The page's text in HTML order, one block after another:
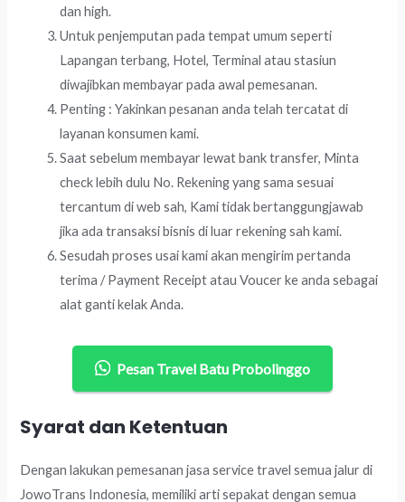
dan high.
Untuk penjemputan pada tempat umum seperti
Lapangan terbang, Hotel, Terminal atau stasiun
diwajibkan membayar pada awal pemesanan.
Penting : Yakinkan pesanan anda telah tercatat di
layanan konsumen kami.
Saat sebelum membayar lewat bank transfer, Minta
check lebih dulu No. Rekening yang sama sesuai
tercantum di web sah, Kami tidak bertanggungjawab
jika ada transaksi bisnis di luar rekening sah kami.
Sesudah proses usai kami akan mengirim pertanda
terima / Payment Receipt atau Voucer ke anda sebagai
alat ganti kelak Anda.
Pesan Travel Batu Probolinggo
Syarat dan Ketentuan
Dengan lakukan pemesanan jasa service travel semua jalur di
JowoTrans Indonesia, memiliki arti sepakat dengan semua